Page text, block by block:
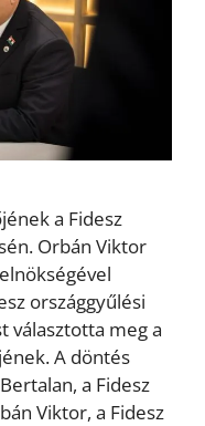
a Fidesz
Orbán Viktor
országgyűlési
választotta meg a
A döntés
a Fidesz
Viktor, a Fidesz